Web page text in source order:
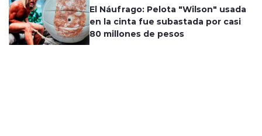
El Náufrago: Pelota "Wilson" usada
en la cinta fue subastada por casi
80 millones de pesos